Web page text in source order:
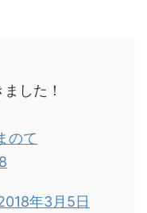
した！
のて
年3月5日